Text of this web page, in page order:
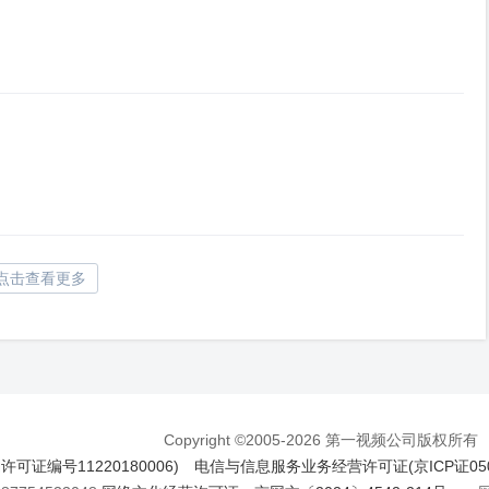
击查看更多
Copyright ©2005-2026 第一视频公司版权所有
可证编号11220180006)
电信与信息服务业务经营许可证(京ICP证